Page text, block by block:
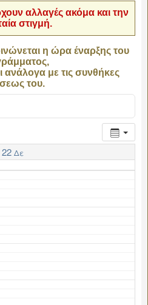
αλλαγές ακόμα και την
στιγμή.
η ώρα έναρξης του
ανάλογα με τις συνθήκες
του.
22 Δε